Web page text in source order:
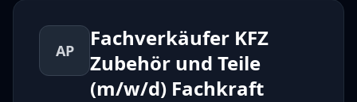
AP
Fachverkäufer KFZ
Zubehör und Teile
(m/w/d) Fachkraft